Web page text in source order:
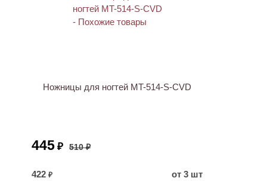
Ножницы для ногтей MT-514-S-CVD
445 ₽ 510 ₽
422 ₽
от 3 шт